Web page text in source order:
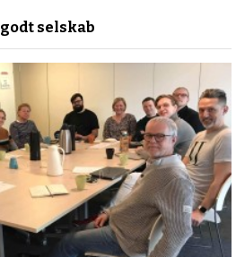
selskab